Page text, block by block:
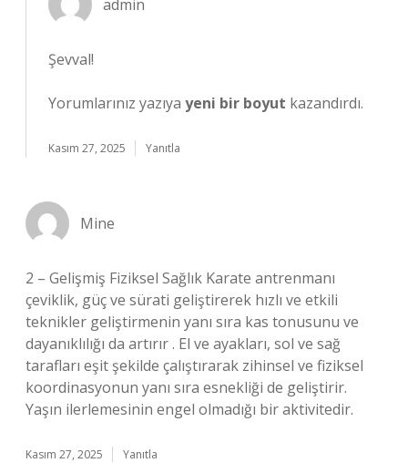
admin
Şevval!
Yorumlarınız yazıya yeni bir boyut kazandırdı.
Kasım 27, 2025 Yanıtla
Mine
2 – Gelişmiş Fiziksel Sağlık Karate antrenmanı
çeviklik, güç ve sürati geliştirerek hızlı ve etkili
teknikler geliştirmenin yanı sıra kas tonusunu ve
dayanıklılığı da artırır . El ve ayakları, sol ve sağ
tarafları eşit şekilde çalıştırarak zihinsel ve fiziksel
koordinasyonun yanı sıra esnekliği de geliştirir.
Yaşın ilerlemesinin engel olmadığı bir aktivitedir.
Kasım 27, 2025 Yanıtla